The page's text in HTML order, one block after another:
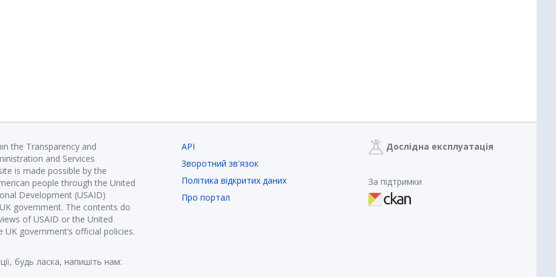
the Transparency and
and Services
is made possible by the
people through the United
Development (USAID)
government. The contents do
of USAID or the United
government’s official policies.
будь ласка, напишіть нам:
API
Зворотний зв'язок
Політика відкритих даних
Про портал
Дослідна експлуатація
За підтримки